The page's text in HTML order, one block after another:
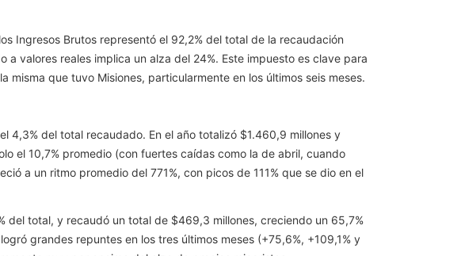
Ingresos Brutos representó el 92,2% del total de la recaudación
valores reales implica un alza del 24%. Este impuesto es clave para
que tuvo Misiones, particularmente en los últimos seis meses.
4,3% del total recaudado. En el año totalizó $1.460,9 millones y
el 10,7% promedio (con fuertes caídas como la de abril, cuando
a un ritmo promedio del 771%, con picos de 111% que se dio en el
del total, y recaudó un total de $469,3 millones, creciendo un 65,7%
grandes repuntes en los tres últimos meses (+75,6%, +109,1% y